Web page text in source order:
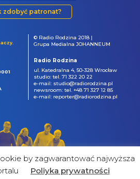
zdobyć patronat?
© Radio Rodzina 2018 |
Grupa Medialna JOHANNEUM
Radio Rodzina
ul. Katedralna 4, 50-328 Wrocław
studio: tel. 71 322 20 22
e-mail: studio@radiorodzina.pl
newsroom: tel. +48 71 327 12 85
e-mail: reporter@radiorodzina.pl
by zagwarantować najwyższa
Poliyka prywatności